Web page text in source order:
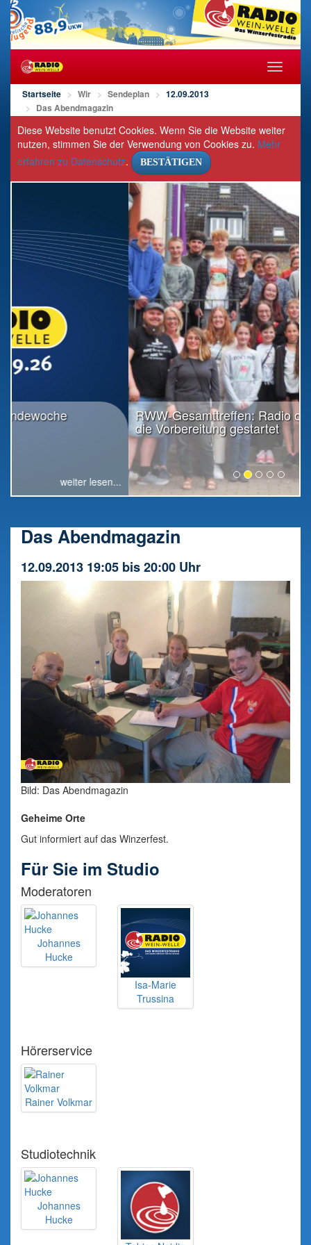
öffnen/
Startseite Wir Sendeplan
12.09.2013
Das Abendmagazin
Diese Website benutzt Cookies. Wenn Sie die Website weiter
nutzen, stimmen Sie der Verwendung von Cookies zu. Mehr
erfahren zu Datenschutz. BESTÄTIGEN
RWW-Gesamttreffen: Radio offiziell in
die Vorbereitung gestartet
weiter lesen...
Das Abendmagazin
12.09.2013 19:05 bis 20:00 Uhr
Bild: Das Abendmagazin
Geheime Orte
Gut informiert auf das Winzerfest.
Für Sie im Studio
Moderatoren
Johannes
Hucke
Isa-Marie
Trussina
Hörerservice
Rainer Volkmar
Studiotechnik
Johannes
Hucke